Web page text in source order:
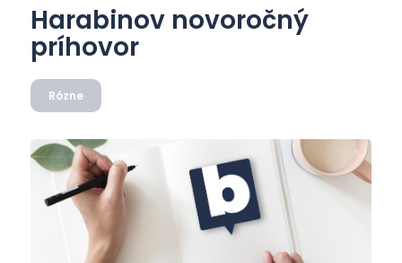
Harabinov novoročný
príhovor
Rôzne